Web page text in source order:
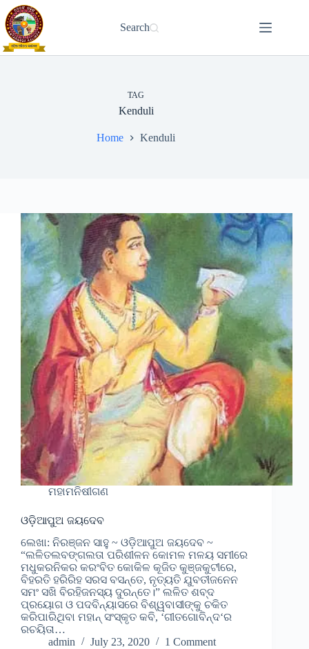
Skip
to
content
Search
TAG
Kenduli
Home Kenduli
ମହାମନିଷୀଗଣ
ଓଡ଼ିଆପୁଅ ଜୟଦେବ
ଲେଖା: ନିରଞ୍ଜନ ସାହୁ ~ ଓଡ଼ିଆପୁଅ ଜୟଦେବ ~
“ଲଳିତଲବଙ୍ଗଲତା ପରିଶୀଳନ କୋମଳ ମଳୟ ସମୀରେ
ମଧୁକରନିକର କର‍ଂବିତ କୋକିଳ କୂଜିତ କୁଞ୍ଜକୁଟୀରେ,
ବିହରତି ହରିରିହ ସରସ ବସନ୍ତେ, ନୃତ୍ୟତି ଯୁବତୀଜନେନ
ସମଂ ସଖି ବିରହିଜନସ୍ୟ ଦୁରନ୍ତେ।” ଲଳିତ ଶବ୍ଦ
ପ୍ରୟୋଗ ଓ ପଦବିନ୍ୟାସରେ ବିଶ୍ୱବାସୀଙ୍କୁ ଚକିତ
କରିପାରିଥିବା ମହାନ୍ ସଂସ୍କୃତ କବି, ‘ଗୀତଗୋବିନ୍ଦ‘ର
ରଚୟିତା…
admin
July 23, 2020 1 Comment